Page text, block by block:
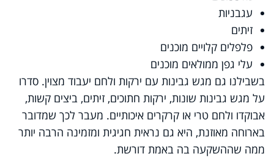
עגבניות
זיתים
פלפלים קלויים מוכנים
עלי גפן ממולאים מוכנים
בשבילנו גם מגש גבינות עם ירקות ולחם יעבוד מצוין. סדרו
על מגש גבינות שונות, ירקות חתוכים, זיתים, ביצים קשות,
אבוקדו ולחם טרי או קרקרים איכותיים. מעבר לכך שמדובר
בארוחה מאוזנת, היא גם נראית חגיגית ומזמינה הרבה יותר
ממה שההשקעה בה באמת דורשת.